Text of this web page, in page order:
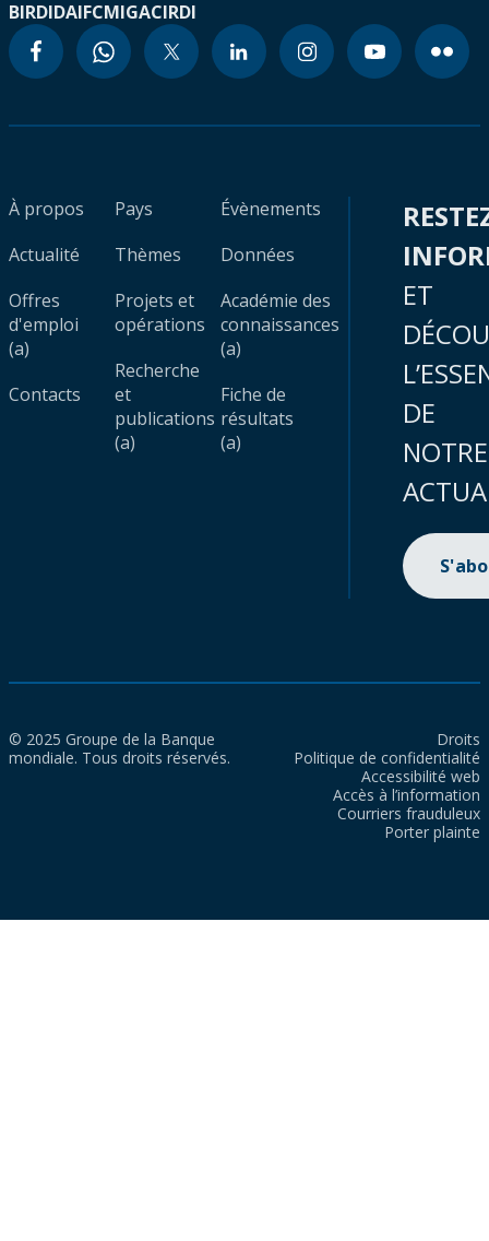
BIRDIDAIFCMIGACIRDI
À propos
Actualité
Offres
d'emploi
(a)
Contacts
Pays
Thèmes
Projets et
opérations
Recherche
et
publications
(a)
Évènements
Données
Académie des
connaissances
(a)
Fiche de
résultats
(a)
ET
DE
NOTRE
© 2025 Groupe de la Banque
mondiale. Tous droits réservés.
Droits
Politique de confidentialité
Accessibilité web
Accès à l’information
Courriers frauduleux
Porter plainte